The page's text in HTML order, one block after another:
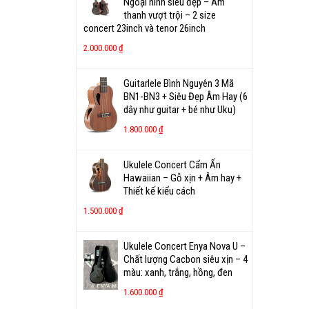
thanh vượt trội – 2 size
concert 23inch và tenor 26inch
2.000.000 ₫
Guitarlele Bình Nguyên 3 Mã
BN1-BN3 + Siêu Đẹp Âm Hay (6
dây như guitar + bé như Uku)
1.800.000 ₫
Ukulele Concert Cẩm Ấn
Hawaiian – Gỗ xịn + Âm hay +
Thiết kế kiểu cách
1.500.000 ₫
Ukulele Concert Enya Nova U –
Chất lượng Cacbon siêu xịn – 4
màu: xanh, trắng, hồng, đen
1.600.000 ₫